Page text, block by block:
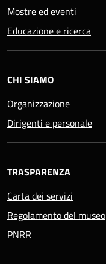
Mostre ed eventi
Educazione e ricerca
CHI SIAMO
Organizzazione
Dirigenti e personale
TRASPARENZA
Carta dei servizi
Regolamento del museo
PNRR